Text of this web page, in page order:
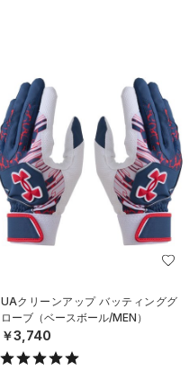
UAクリーンアップ バッティンググ
ローブ（ベースボール/MEN）
￥3,740